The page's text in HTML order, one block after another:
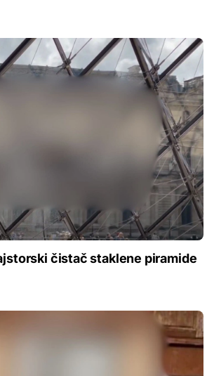
čistač staklene piramide